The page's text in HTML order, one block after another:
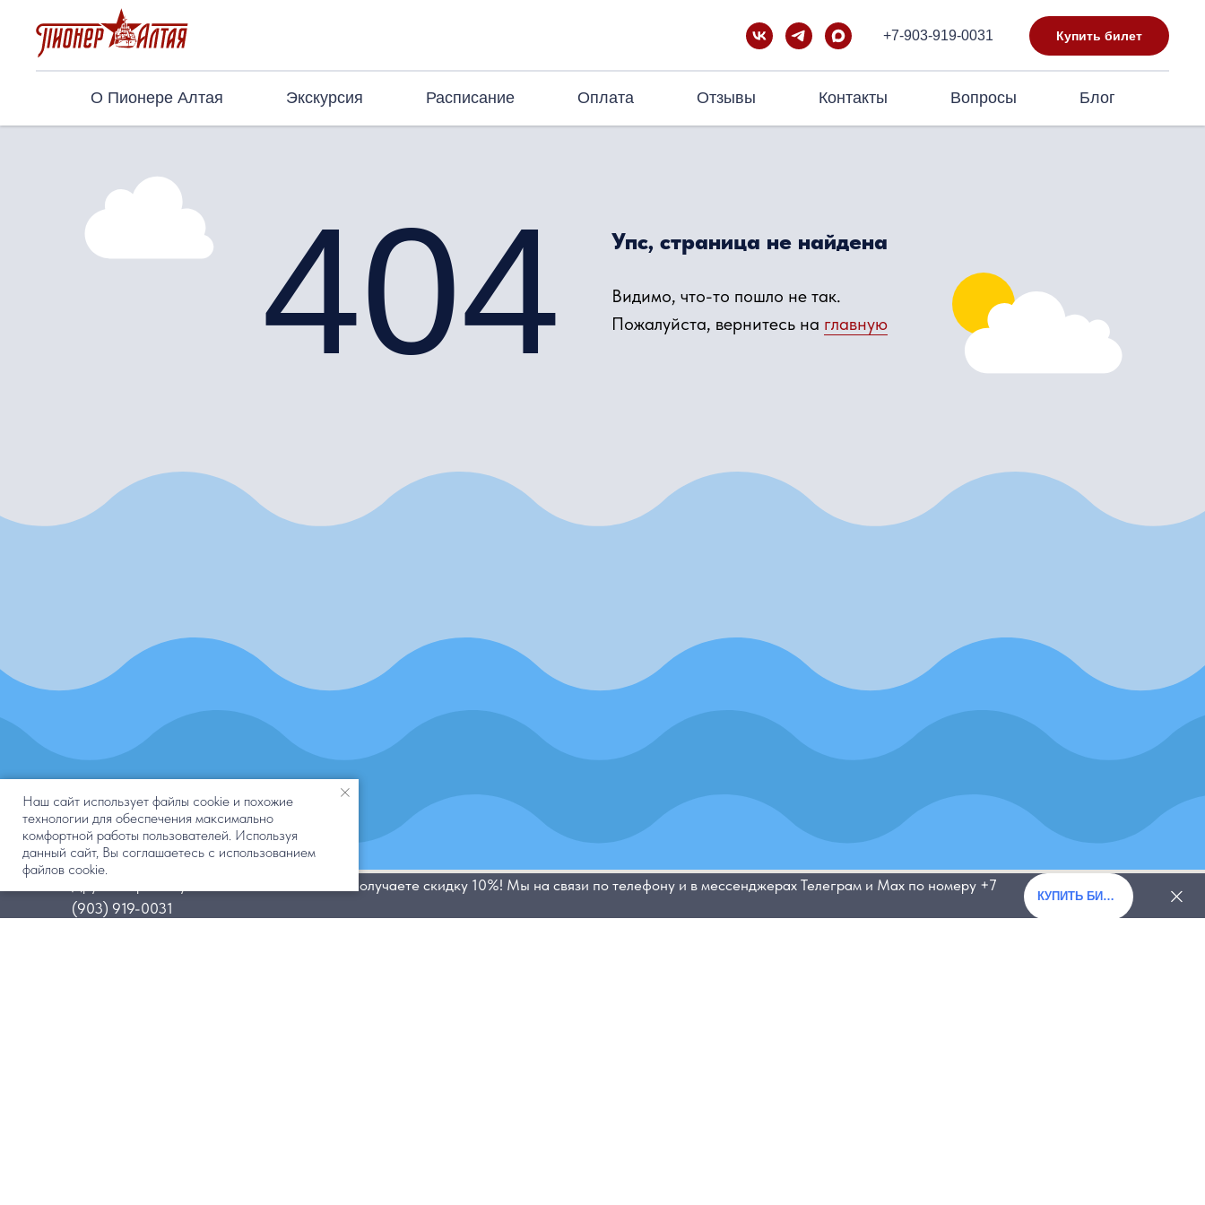
+7-903-919-0031 Купить билет
О Пионере Алтая Экскурсия Расписание Оплата Отзывы Контакты Вопросы Блог
404 Упс, страница не найдена
Видимо, что-то пошло не так.
Пожалуйста, вернитесь на главную
Наш сайт использует файлы cookie и похожие
технологии для обеспечения максимально
комфортной работы пользователей. Используя
данный сайт, Вы соглашаетесь с использованием
файлов cookie.
Друзья! При покупке билетов на сайте вы получаете скидку 10%! Мы на связи по телефону и в мессенджерах Телеграм и Мах по номеру +7
(903) 919-0031
КУПИТЬ БИЛЕТ